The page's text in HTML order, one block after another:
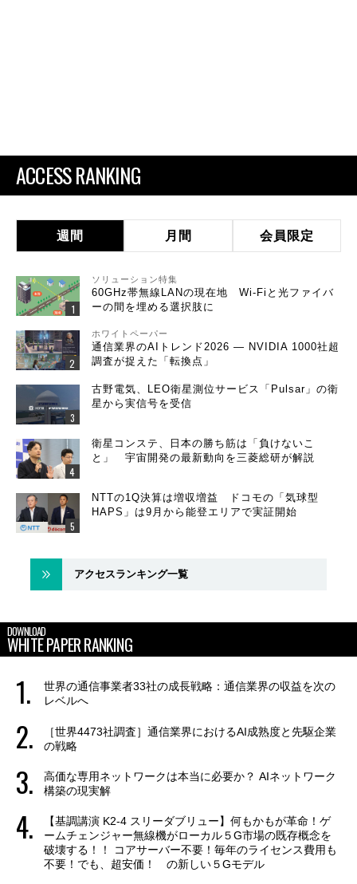
ACCESS RANKING
週間 月間 会員限定
ソリューション特集
60GHz帯無線LANの現在地 Wi-Fiと光ファイバ
ーの間を埋める選択肢に
ホワイトペーパー
通信業界のAIトレンド2026 ― NVIDIA 1000社超
調査が捉えた「転換点」
古野電気、LEO衛星測位サービス「Pulsar」の衛
星から実信号を受信
衛星コンステ、日本の勝ち筋は「負けないこ
と」 宇宙開発の最新動向を三菱総研が解説
NTTの1Q決算は増収増益 ドコモの「気球型
HAPS」は9月から能登エリアで実証開始
アクセスランキング一覧
DOWNLOAD
WHITE PAPER RANKING
世界の通信事業者33社の成長戦略：通信業界の収益を次の
レベルへ
［世界4473社調査］通信業界におけるAI成熟度と先駆企業
の戦略
高価な専用ネットワークは本当に必要か？ AIネットワーク
構築の現実解
【基調講演 K2-4 スリーダブリュー】何もかもが革命！ゲ
ームチェンジャー無線機がローカル５G市場の既存概念を
破壊する！！ コアサーバー不要！毎年のライセンス費用も
不要！でも、超安価！ の新しい５Gモデル